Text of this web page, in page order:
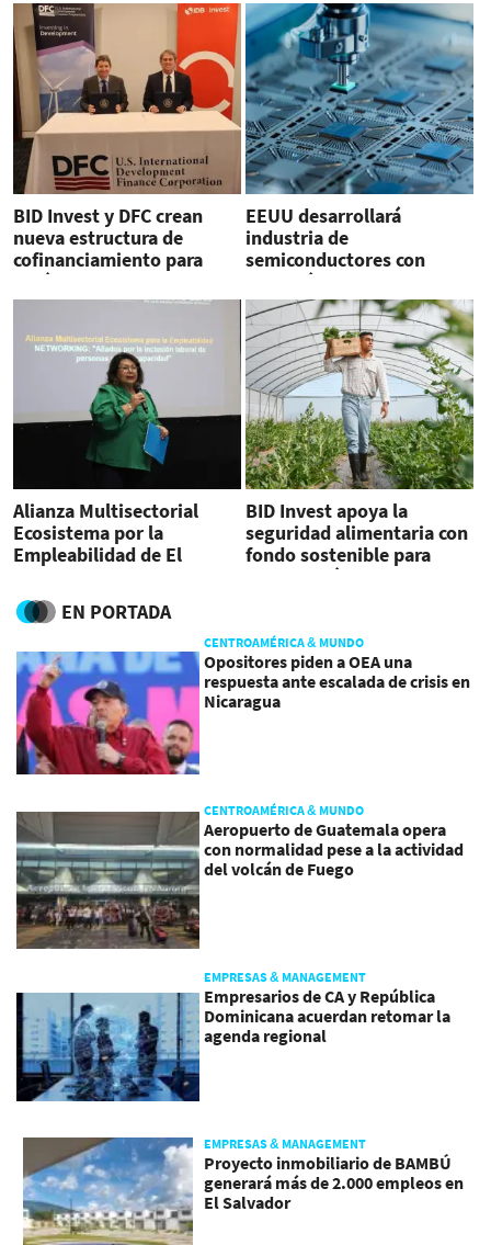
BID Invest y DFC crean
nueva estructura de
cofinanciamiento para
América Latina
EEUU desarrollará
industria de
semiconductores con
Panamá y Costa Rica
Alianza Multisectorial
Ecosistema por la
Empleabilidad de El
y más beneficiadas son
mujeres
BID Invest apoya la
seguridad alimentaria con
fondo sostenible para
Centroamérica
EN PORTADA
CENTROAMÉRICA & MUNDO
Opositores piden a OEA una
respuesta ante escalada de crisis en
Nicaragua
CENTROAMÉRICA & MUNDO
Aeropuerto de Guatemala opera
con normalidad pese a la actividad
del volcán de Fuego
EMPRESAS & MANAGEMENT
Empresarios de CA y República
Dominicana acuerdan retomar la
agenda regional
EMPRESAS & MANAGEMENT
Proyecto inmobiliario de BAMBÚ
generará más de 2.000 empleos en
El Salvador